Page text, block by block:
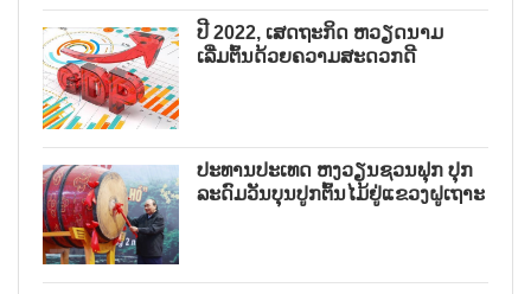
ປີ 2022, ເສດຖະກິດ ຫວຽດນາມ
ເລີ່ມຕົ້ນດ້ວຍຄວາມສະດວກດີ
ປະທານປະເທດ ຫງວຽນຊວນຟຸກ ປຸກ
ລະດົມວັນບຸນປູກຕົ້ນໄມ້ຢູ່ແຂວງຝູເຖາະ